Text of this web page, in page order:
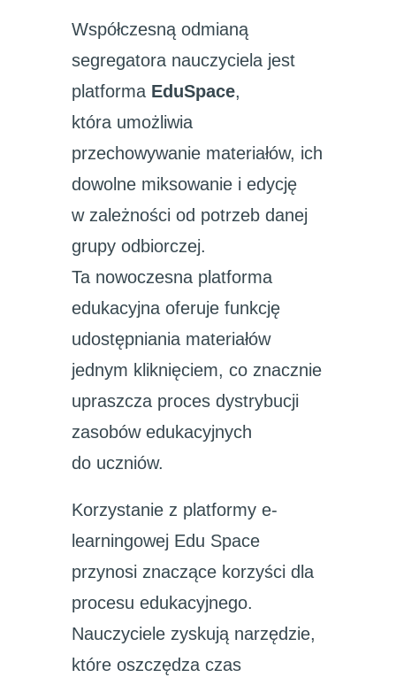
Współczesną odmianą
segregatora nauczyciela jest
platforma EduSpace,
która umożliwia
przechowywanie materiałów, ich
dowolne miksowanie i edycję
w zależności od potrzeb danej
grupy odbiorczej.
Ta nowoczesna platforma
edukacyjna oferuje funkcję
udostępniania materiałów
jednym kliknięciem, co znacznie
upraszcza proces dystrybucji
zasobów edukacyjnych
do uczniów.
Korzystanie z platformy e-
learningowej Edu Space
przynosi znaczące korzyści dla
procesu edukacyjnego.
Nauczyciele zyskują narzędzie,
które oszczędza czas